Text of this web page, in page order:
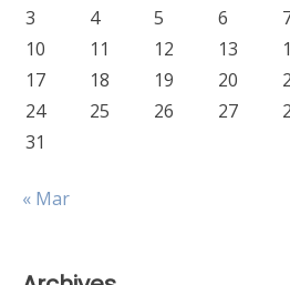
3
4 5 6
10
11 12 13
17
18 19 20
24
25 26 27
31
« Mar